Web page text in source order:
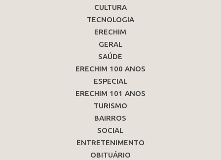
CULTURA
TECNOLOGIA
ERECHIM
GERAL
SAÚDE
ERECHIM 100 ANOS
ESPECIAL
ERECHIM 101 ANOS
TURISMO
BAIRROS
SOCIAL
ENTRETENIMENTO
OBITUÁRIO